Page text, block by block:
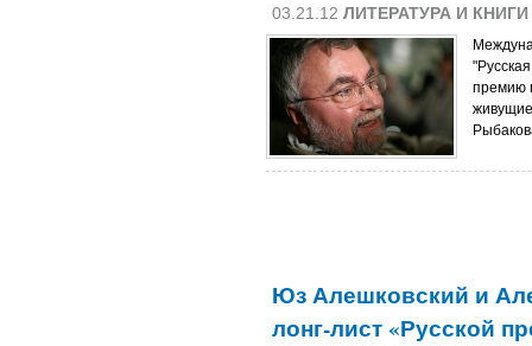
03.21.12 ЛИТЕРАТУРА И КНИГИ
премию
Юз Алешковский и
лонг-лист «Русской